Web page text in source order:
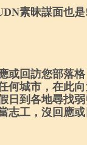
素昧謀面也是
回訪您部落格
何城市，在此
日到各地尋找
志工，沒回應